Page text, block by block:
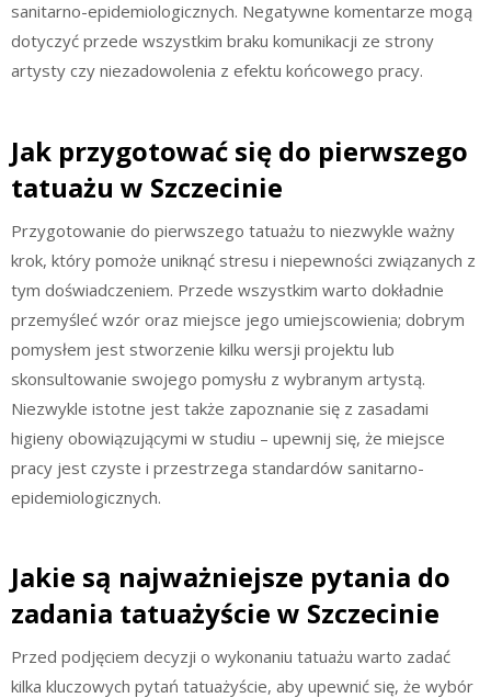
sanitarno-epidemiologicznych. Negatywne komentarze mogą
dotyczyć przede wszystkim braku komunikacji ze strony
artysty czy niezadowolenia z efektu końcowego pracy.
Jak przygotować się do pierwszego
tatuażu w Szczecinie
Przygotowanie do pierwszego tatuażu to niezwykle ważny
krok, który pomoże uniknąć stresu i niepewności związanych z
tym doświadczeniem. Przede wszystkim warto dokładnie
przemyśleć wzór oraz miejsce jego umiejscowienia; dobrym
pomysłem jest stworzenie kilku wersji projektu lub
skonsultowanie swojego pomysłu z wybranym artystą.
Niezwykle istotne jest także zapoznanie się z zasadami
higieny obowiązującymi w studiu – upewnij się, że miejsce
pracy jest czyste i przestrzega standardów sanitarno-
epidemiologicznych.
Jakie są najważniejsze pytania do
zadania tatuażyście w Szczecinie
Przed podjęciem decyzji o wykonaniu tatuażu warto zadać
kilka kluczowych pytań tatuażyście, aby upewnić się, że wybór